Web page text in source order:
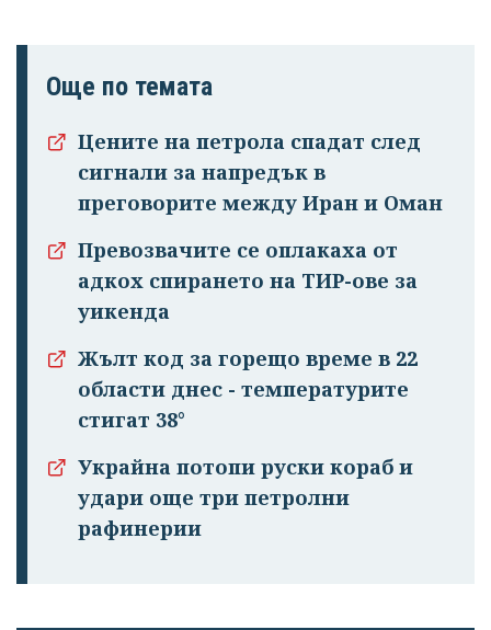
Още по темата
Цените на петрола спадат след
сигнали за напредък в
преговорите между Иран и Оман
Превозвачите се оплакаха от
адкох спирането на ТИР-ове за
уикенда
Жълт код за горещо време в 22
области днес - температурите
стигат 38°
Украйна потопи руски кораб и
удари още три петролни
рафинерии